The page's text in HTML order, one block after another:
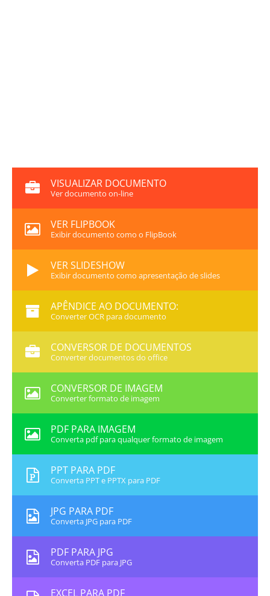
VISUALIZAR DOCUMENTO
Ver documento on-line
VER FLIPBOOK
Exibir documento como o FlipBook
VER SLIDESHOW
Exibir documento como apresentação de slides
APÊNDICE AO DOCUMENTO:
Converter OCR para documento
CONVERSOR DE DOCUMENTOS
Converter documentos do office
CONVERSOR DE IMAGEM
Converter formato de imagem
PDF PARA IMAGEM
Converta pdf para qualquer formato de imagem
PPT PARA PDF
Converta PPT e PPTX para PDF
JPG PARA PDF
Converta JPG para PDF
PDF PARA JPG
Converta PDF para JPG
EXCEL PARA PDF